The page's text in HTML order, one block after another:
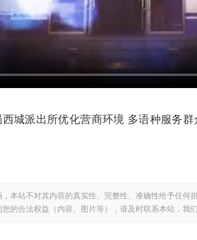
城派出所优化营商环境 多语种服务群
本站不对其内容的真实性、完整性、准确性给予任何
的合法权益（内容、图片等），请及时联系本站，我们